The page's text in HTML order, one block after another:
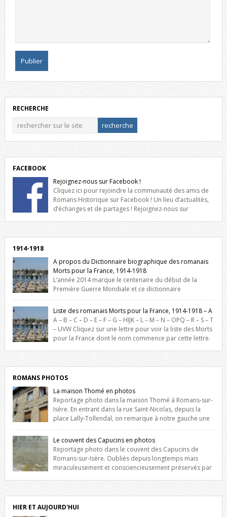
RECHERCHE
FACEBOOK
Rejoignez-nous sur Facebook !
Cliquez ici pour rejoindre la communauté des amis de
Romans Historique sur Facebook ! Un lieu d’actualités,
d’échanges et de partages ! Rejoignez-nous sur
1914-1918
A propos du Dictionnaire biographique des romanais
Morts pour la France, 1914-1918
L’année 2014 marque le centenaire du début de la
Première Guerre Mondiale et ce dictionnaire
biographique veut rendre hommage aux romanais Morts pour la
France durant ce conflit. La base de cette recherche historique est
constituée des noms gravés sur les plaques commémoratives de
l’Hôtel de Ville, du lycée du Dauphiné et du lycée Triboulet, […]
Liste des romanais Morts pour la France, 1914-1918 – A
A – B – C – D – E – F – G – HIJK – L – M – N – OPQ – R – S – T
– UVW Cliquez sur une lettre pour voir la liste des Morts
pour la France dont le nom commence par cette lettre.
ROMANS PHOTOS
La maison Thomé en photos
Reportage photo dans la maison Thomé à Romans-sur-
Isère. En entrant dans la rue Saint-Nicolas, depuis la
place Lally-Tollendal, on remarque à notre gauche une
maison construite au XVIè siècle. Les deux façades sont ornées de
fenêtres jumelles à meneaux. Entre ces deux étages, on peut voir une
niche qui contient une statue de la Vierge. […]
Le couvent des Capucins en photos
Reportage photo dans le couvent des Capucins de
Romans-sur-Isère. Oubliés depuis longtemps mais
miraculeusement et consciencieusement préservés par
l’histoire de la redécouverte de vestiges du couvent des Capucins !
Petit retour sur l’histoire […]
HIER ET AUJOURD'HUI